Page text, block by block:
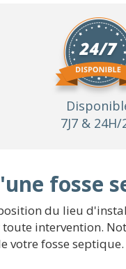
7J7 & 24H/
fosse
du lieu
intervention.
fosse